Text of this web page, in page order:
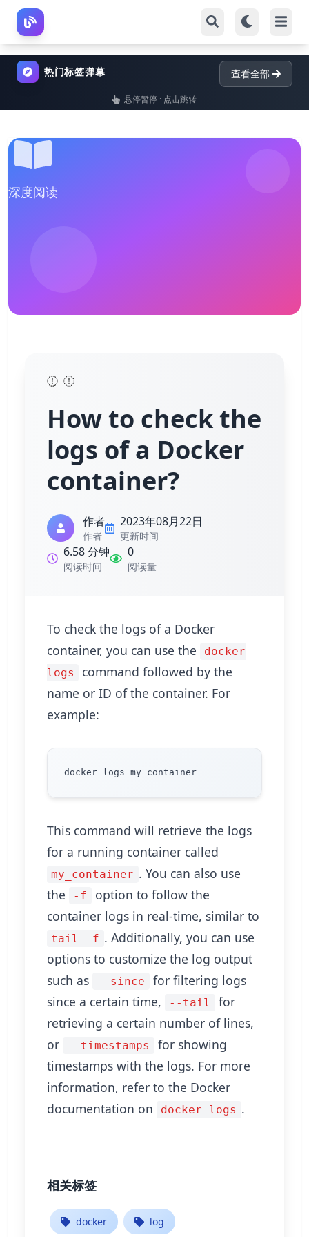
热门标签弹幕 查看全部
悬停暂停 · 点击跳转
深度阅读
How to check the
logs of a Docker
container?
作者
作者
2023年08月22日
更新时间
6.58 分钟
阅读时间
0
阅读量
To check the logs of a Docker
container, you can use the
docker
logs
command followed by the
name or ID of the container. For
example:
This command will retrieve the logs
for a running container called
my_container . You can also use
the
-f
option to follow the
container logs in real-time, similar to
tail -f . Additionally, you can use
options to customize the log output
such as
--since
for filtering logs
since a certain time,
--tail
for
retrieving a certain number of lines,
or
--timestamps
for showing
timestamps with the logs. For more
information, refer to the Docker
documentation on
docker logs .
相关标签
docker log